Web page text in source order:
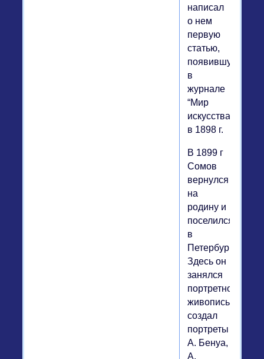
написал
о нем
первую
статью,
появившуюся
в
журнале
“Мир
искусства”
в 1898 г.
В 1899 г
Сомов
вернулся
на
родину и
поселился
в
Петербурге.
Здесь он
занялся
портретной
живописью,
создал
портреты
А. Бенуа,
А.